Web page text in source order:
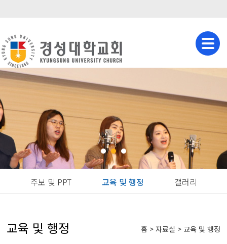
주보 및 PPT 교육 및 행정 갤러리
교육 및 행정 홈 > 자료실 > 교육 및 행정